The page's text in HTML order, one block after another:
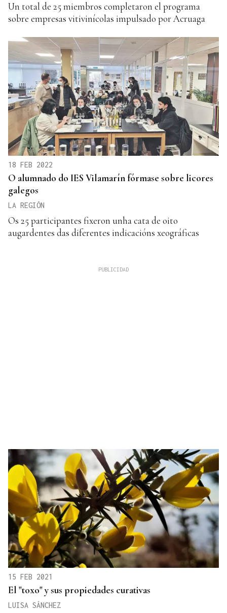
Un total de 25 miembros completaron el programa
sobre empresas vitivinícolas impulsado por Acruaga
18 FEB 2022
O alumnado do IES Vilamarín fórmase sobre licores
galegos
LA REGIÓN
Os 25 participantes fixeron unha cata de oito
augardentes das diferentes indicacións xeográficas
15 FEB 2021
El "toxo" y sus propiedades curativas
LUISA SÁNCHEZ